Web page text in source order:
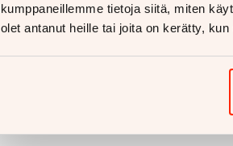
kumppaneillemme tietoja siitä, miten
olet antanut heille tai joita on kerätty,
Lue lisää